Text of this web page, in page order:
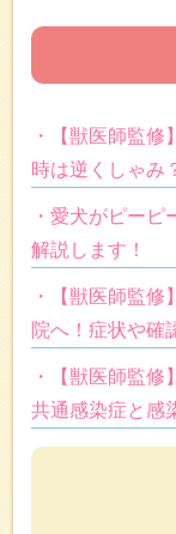
・【獣医師監
時は逆くしゃみ
・愛犬がピー
解説します！
・【獣医師監
院へ！症状や確
・【獣医師監
共通感染症と感